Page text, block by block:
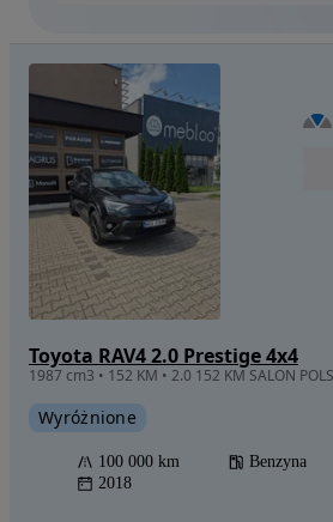
Toyota RAV4 2.0 Prestige 4x4
1987 cm3 • 152 KM • 2.0 152 KM SALON
Wyróżnione
100 000 km Benzyna
2018